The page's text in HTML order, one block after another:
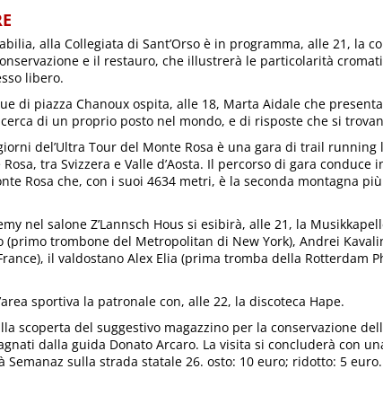
alla Collegiata di Sant’Orso è in programma, alle 21, la
e il restauro, che illustrerà le particolarità
libero.
di piazza Chanoux ospita, alle 18, Marta Aidale che
di un proprio posto nel mondo, e di risposte che si
del’Ultra Tour del Monte Rosa è una gara di trail
tra Svizzera e Valle d’Aosta. Il percorso di gara conduce
Rosa che, con i suoi 4634 metri, è la seconda montagna
nel salone Z’Lannsch Hous si esibirà, alle 21, la
(primo trombone del Metropolitan di New York), Andrei
il valdostano Alex Elia (prima tromba della Rotterdam
sportiva la patronale con, alle 22, la discoteca Hape.
scoperta del suggestivo magazzino per la conservazione
dalla guida Donato Arcaro. La visita si concluderà con
Semanaz sulla strada statale 26. osto: 10 euro; ridotto: 5 euro.